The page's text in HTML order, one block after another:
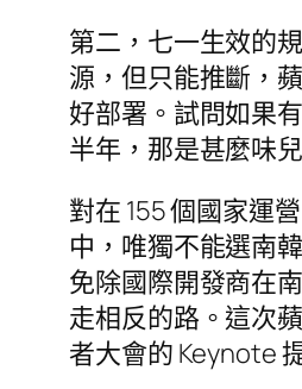
第二，七一生效的
源，但只能推斷，
好部署。試問如果
半年，那是甚麼味
對在 155 個國家運
中，唯獨不能選南
免除國際開發商在
走相反的路。這次
者大會的 Keynote